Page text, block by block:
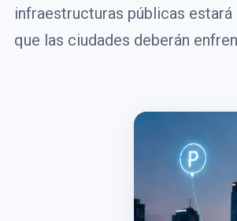
infraestructuras públicas
que las ciudades deberán